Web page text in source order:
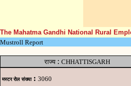
The Mahatma Gandhi National Rural
Mustroll Report
राज्य: CHHATTISGARH
मस्टर रोल संख्या : 3060